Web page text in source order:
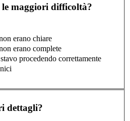
maggiori difficoltà?
erano chiare
erano complete
procedendo correttamente
dettagli?